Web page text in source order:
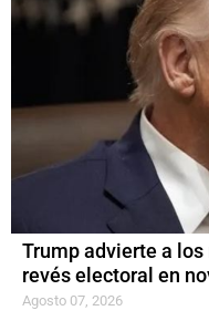
Trump advierte a
revés electoral en
Agosto 07, 2026